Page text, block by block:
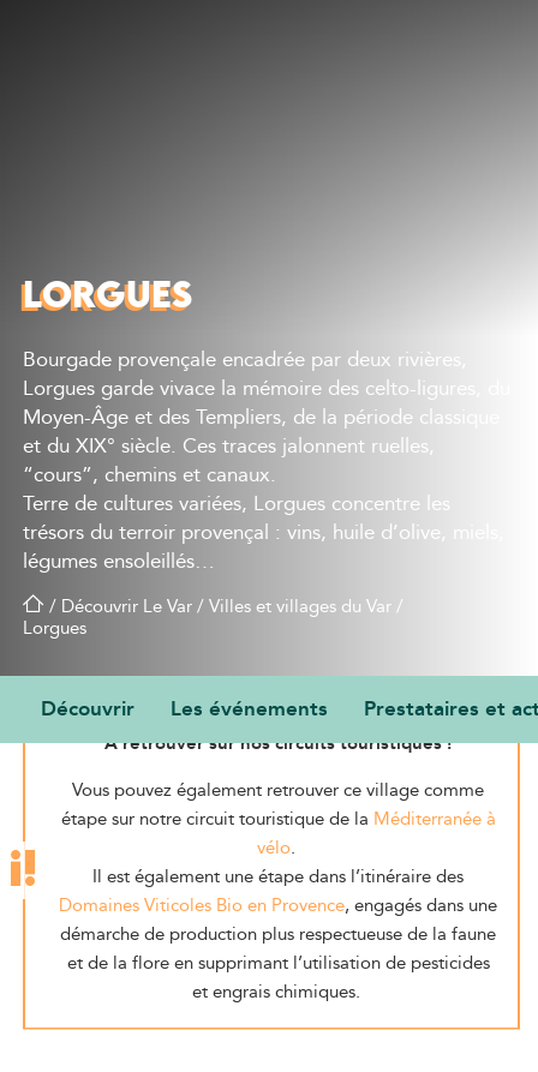
LORGUES
Bourgade provençale encadrée par deux rivières,
Lorgues garde vivace la mémoire des celto-ligures, du
Moyen-Âge et des Templiers, de la période classique
et du XIX° siècle. Ces traces jalonnent ruelles,
“cours”, chemins et canaux.
Terre de cultures variées, Lorgues concentre les
trésors du terroir provençal : vins, huile d’olive, miels,
légumes ensoleillés…
/ Découvrir Le Var/Villes et villages du Var/
Lorgues
Découvrir Les événements Prestataires et
À retrouver sur nos circuits touristiques !
Vous pouvez également retrouver ce village comme
étape sur notre circuit touristique de la Méditerranée à
vélo.
Il est également une étape dans l’itinéraire des
Domaines Viticoles Bio en Provence, engagés dans une
démarche de production plus respectueuse de la faune
et de la flore en supprimant l’utilisation de pesticides
et engrais chimiques.